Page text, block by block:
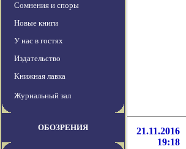
Сомнения и споры
Новые книги
У нас в гостях
Издательство
Книжная лавка
Журнальный зал
ОБОЗРЕНИЯ
21.11.2016
19:18